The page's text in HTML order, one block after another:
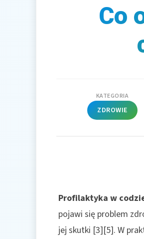
Co
KATEGORIA
ZDROWIE
Profilaktyka w
pojawi się problem
jej skutki [3][5]. W